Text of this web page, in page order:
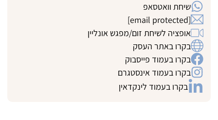
אני לא רק מסדרת בתים – אני שילוב ייחודי.
נשמע קטן – אבל זה משנה חיים.
שיחת וואטסאפ
[email protected]
אופציה לשיחת זום/מפגש אונליין
בקרו באתר העסק
בקרו בעמוד פייסבוק
בקרו בעמוד אינסטגרם
בקרו בעמוד לינקדאין